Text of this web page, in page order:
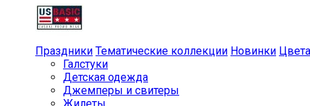
Праздники Тематические коллекции Новинки Цвета
Галстуки
Детская одежда
Джемперы и свитеры